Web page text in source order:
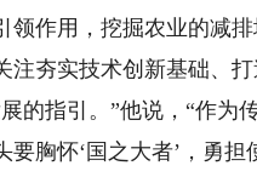
作用，挖掘农业的减
夯实技术创新基础、打
的指引。”他说，“作为
胸怀‘国之大者’，勇